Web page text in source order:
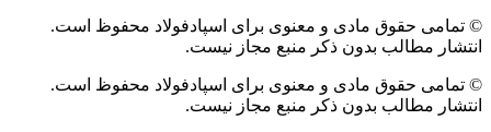
© تمامی حقوق مادی و معنوی برای اسپادفولاد محفوظ است.
انتشار مطالب بدون ذکر منبع مجاز نیست.
© تمامی حقوق مادی و معنوی برای اسپادفولاد محفوظ است.
انتشار مطالب بدون ذکر منبع مجاز نیست.